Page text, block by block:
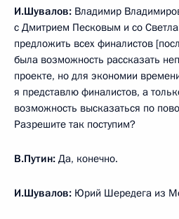
И.Шувалов: Владимир
с Дмитрием Песковым и со
предложить всех финалистов
была возможность рассказать
проекте, но для экономии
я представлю финалистов, а
возможность высказаться по
Разрешите так поступим?
В.Путин: Да, конечно.
И.Шувалов: Юрий Шередега из